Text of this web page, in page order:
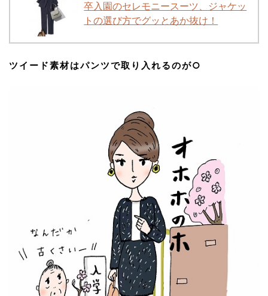
卒入園のセレモニースーツ、ジャケッ
トの選び方でグッとあか抜け！
ツイード素材はパンツで取り入れるのが○